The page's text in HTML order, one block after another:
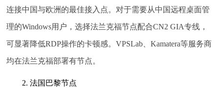
连接中国与欧洲的最佳接入点。对于需要从中国远程桌面管
理的Windows用户，选择法兰克福节点配合CN2 GIA专线，
可显著降低RDP操作的卡顿感。VPSLab、Kamatera等服务商
均在法兰克福部署有节点。
2. 法国巴黎节点